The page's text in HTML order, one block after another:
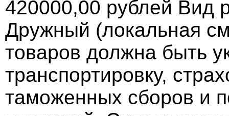
420000,00 рублей Вид
Дружный (локальная
товаров должна быть
транспортировку,
таможенных сборов и